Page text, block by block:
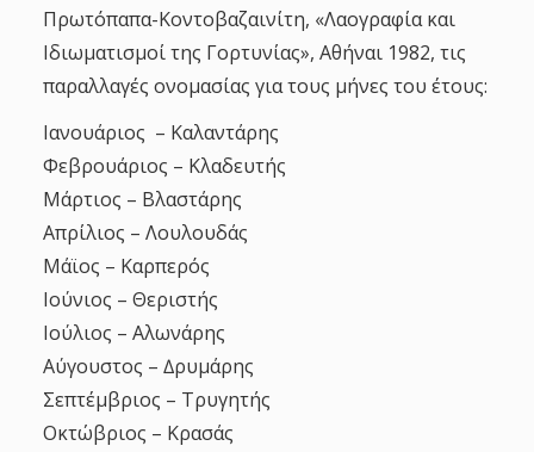
Πρωτόπαπα-Κοντοβαζαινίτη, «Λαογραφία και
Ιδιωματισμοί της Γορτυνίας», Αθήναι 1982, τις
παραλλαγές ονομασίας για τους μήνες του έτους:
Ιανουάριος – Καλαντάρης
Φεβρουάριος – Κλαδευτής
Μάρτιος – Βλαστάρης
Απρίλιος – Λουλουδάς
Μάϊος – Καρπερός
Ιούνιος – Θεριστής
Ιούλιος – Αλωνάρης
Αύγουστος – ∆ρυμάρης
Σεπτέμβριος – Τρυγητής
Οκτώβριος – Κρασάς